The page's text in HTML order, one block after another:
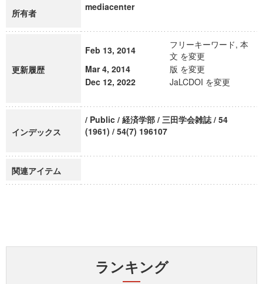
所有者
mediacenter
更新履歴
Feb 13, 2014
フリーキーワード, 本
文 を変更
Mar 4, 2014
版 を変更
Dec 12, 2022
JaLCDOI を変更
インデックス
/ Public / 経済学部 / 三田学会雑誌 / 54
(1961) / 54(7) 196107
関連アイテム
ランキング